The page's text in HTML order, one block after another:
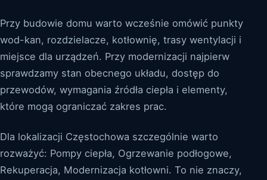
Przy budowie domu warto wcześnie omówić punkty
wod-kan, rozdzielacze, kotłownię, trasy wentylacji i
miejsce dla urządzeń. Przy modernizacji najpierw
sprawdzamy stan obecnego układu, dostęp do
przewodów, wymagania źródła ciepła i elementy,
które mogą ograniczać zakres prac.
Dla lokalizacji Częstochowa szczególnie warto
rozważyć: Pompy ciepła, Ogrzewanie podłogowe,
Rekuperacja, Modernizacja kotłowni. To nie znaczy,